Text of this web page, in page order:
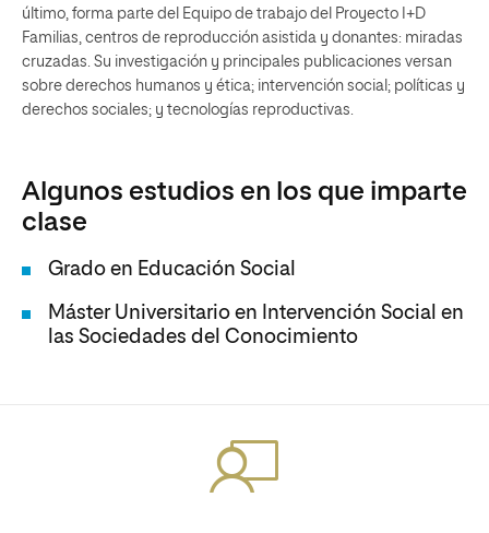
último, forma parte del Equipo de trabajo del Proyecto I+D
Familias, centros de reproducción asistida y donantes: miradas
cruzadas. Su investigación y principales publicaciones versan
sobre derechos humanos y ética; intervención social; políticas y
derechos sociales; y tecnologías reproductivas.
Algunos estudios en los que imparte
clase
Grado en Educación Social
Máster Universitario en Intervención Social en
las Sociedades del Conocimiento